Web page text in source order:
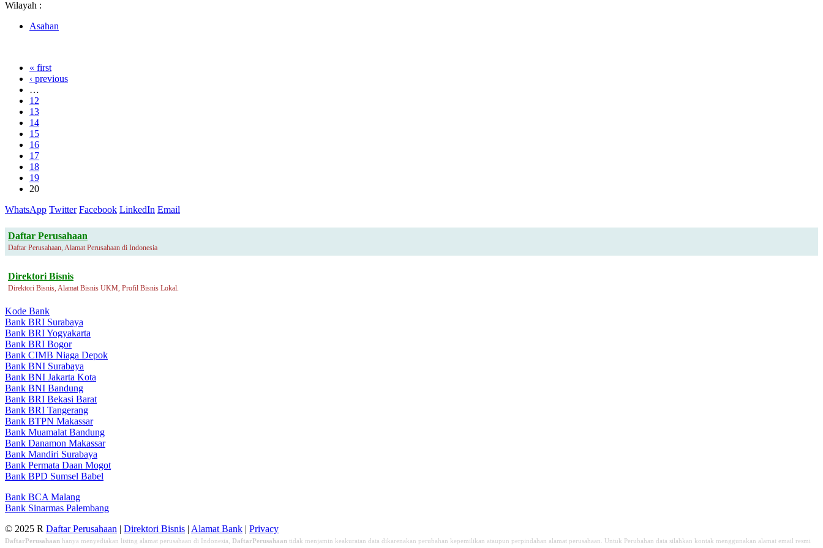
Wilayah :
Asahan
« first
‹ previous
…
12
13
14
15
16
17
18
19
20
WhatsApp Twitter Facebook LinkedIn Email
Daftar Perusahaan
Daftar Perusahaan, Alamat Perusahaan di Indonesia
Direktori Bisnis
Direktori Bisnis, Alamat Bisnis UKM, Profil Bisnis Lokal.
Kode Bank
Bank BRI Surabaya
Bank BRI Yogyakarta
Bank BRI Bogor
Bank CIMB Niaga Depok
Bank BNI Surabaya
Bank BNI Jakarta Kota
Bank BNI Bandung
Bank BRI Bekasi Barat
Bank BRI Tangerang
Bank BTPN Makassar
Bank Muamalat Bandung
Bank Danamon Makassar
Bank Mandiri Surabaya
Bank Permata Daan Mogot
Bank BPD Sumsel Babel
Bank BCA Malang
Bank Sinarmas Palembang
© 2025 R Daftar Perusahaan | Direktori Bisnis | Alamat Bank | Privacy
DaftarPerusahaan hanya menyediakan listing alamat perusahaan di Indonesia, DaftarPerusahaan tidak menjamin keakuratan data dikarenakan perubahan kepemilikan ataupun perpindahan alamat perusahaan. Untuk Perubahan data silahkan kontak menggunakan alamat email resmi